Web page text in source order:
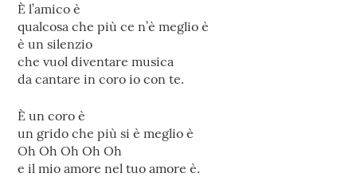
È l’amico è
qualcosa che più ce n’è meglio è
è un silenzio
che vuol diventare musica
da cantare in coro io con te.
È un coro è
un grido che più si è meglio è
Oh Oh Oh Oh Oh
e il mio amore nel tuo amore è.